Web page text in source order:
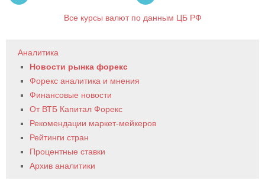
Все курсы валют по данным ЦБ РФ
Аналитика
Новости рынка форекс
Форекс аналитика и мнения
Финансовые новости
От ВТБ Капитал Форекс
Рекомендации маркет-мейкеров
Рейтинги стран
Процентные ставки
Архив аналитики